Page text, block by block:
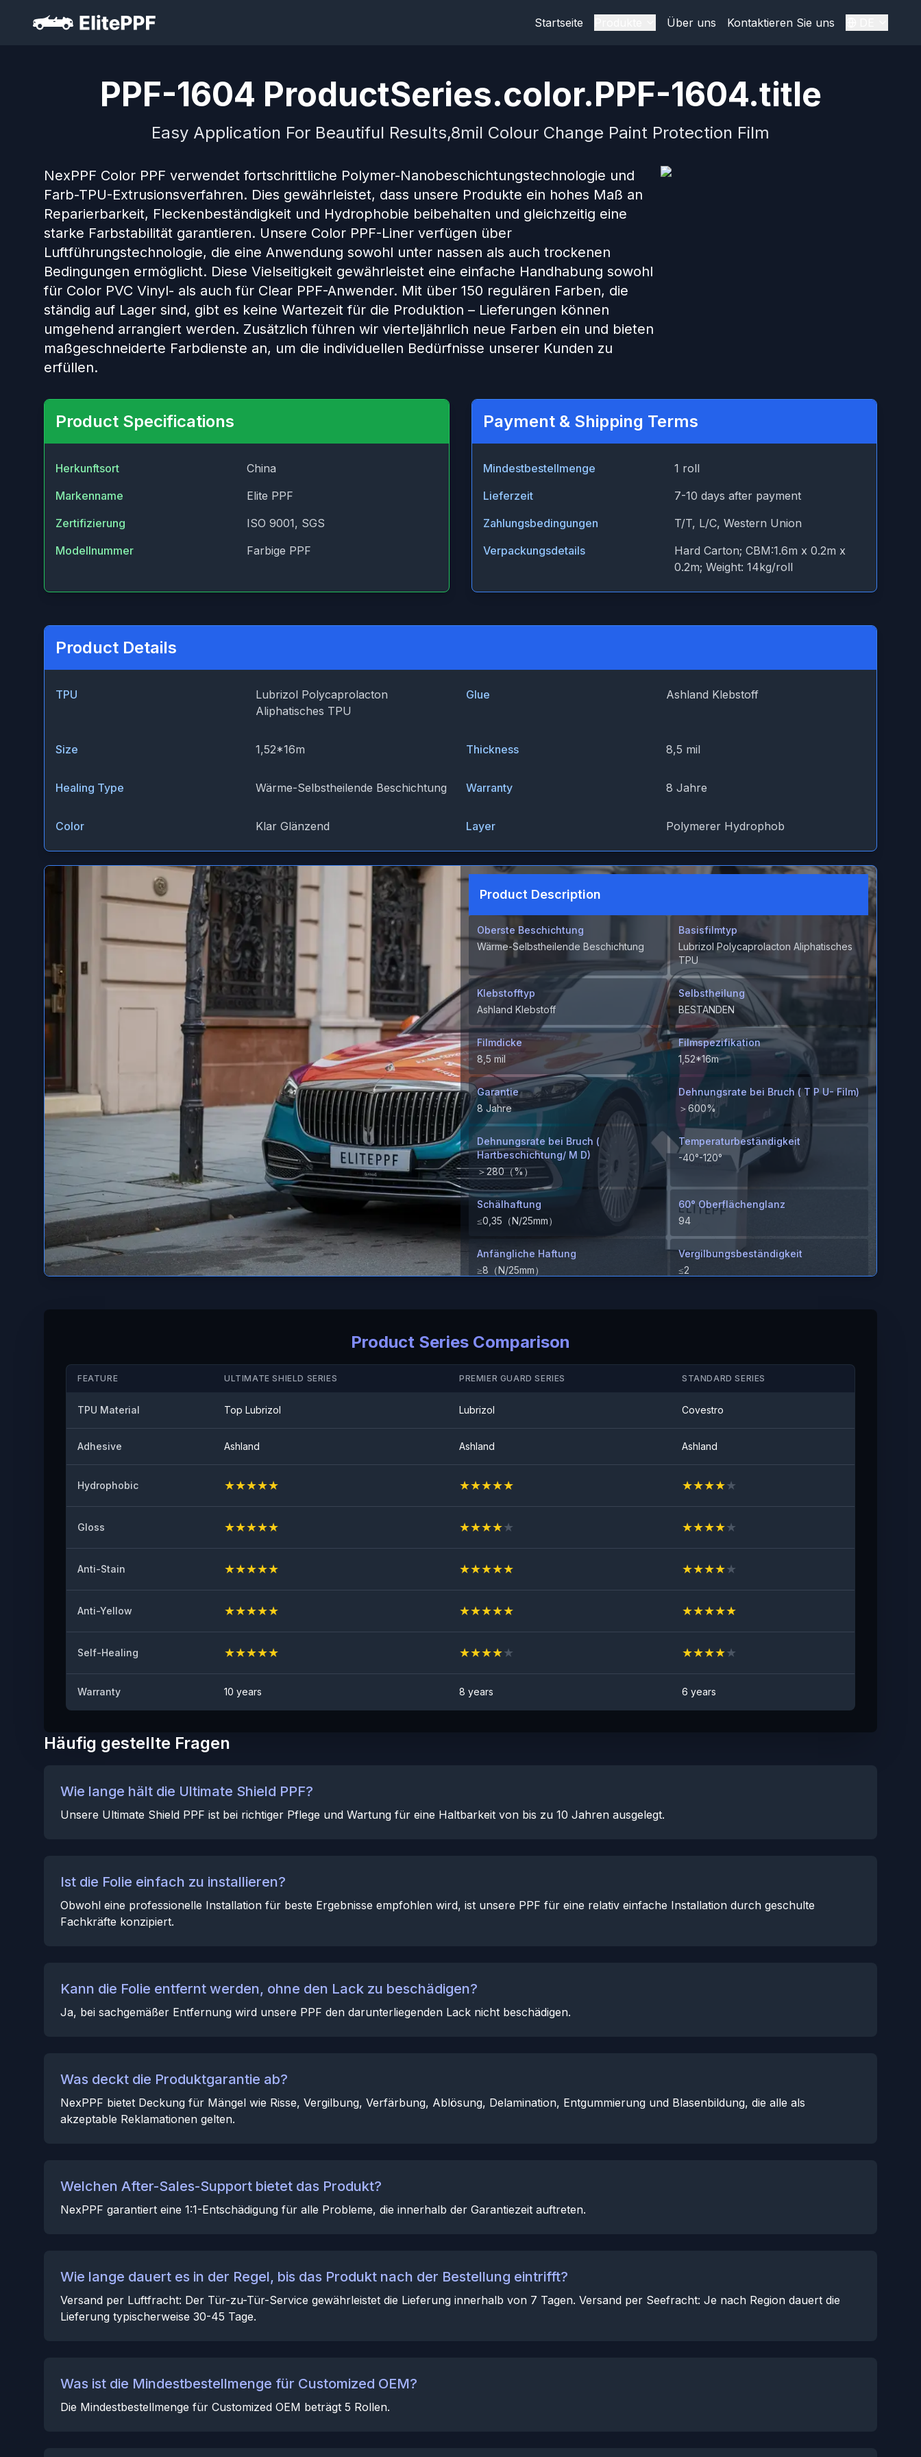
Startseite Über uns Kontaktieren Sie uns
PPF-1604 ProductSeries.color.PPF-1604.title
Easy Application For Beautiful Results,8mil Colour Change Paint Protection Film
NexPPF Color PPF verwendet fortschrittliche Polymer-Nanobeschichtungstechnologie und
Farb-TPU-Extrusionsverfahren. Dies gewährleistet, dass unsere Produkte ein hohes Maß an
Reparierbarkeit, Fleckenbeständigkeit und Hydrophobie beibehalten und gleichzeitig eine
starke Farbstabilität garantieren. Unsere Color PPF-Liner verfügen über
Luftführungstechnologie, die eine Anwendung sowohl unter nassen als auch trockenen
Bedingungen ermöglicht. Diese Vielseitigkeit gewährleistet eine einfache Handhabung sowohl
für Color PVC Vinyl- als auch für Clear PPF-Anwender. Mit über 150 regulären Farben, die
ständig auf Lager sind, gibt es keine Wartezeit für die Produktion – Lieferungen können
umgehend arrangiert werden. Zusätzlich führen wir vierteljährlich neue Farben ein und bieten
maßgeschneiderte Farbdienste an, um die individuellen Bedürfnisse unserer Kunden zu
erfüllen.
Product Specifications
Herkunftsort
China
Markenname
Elite PPF
Zertifizierung
ISO 9001, SGS
Modellnummer
Farbige PPF
Payment & Shipping Terms
Mindestbestellmenge
1 roll
Lieferzeit
7-10 days after payment
Zahlungsbedingungen
T/T, L/C, Western Union
Verpackungsdetails
Hard Carton; CBM:1.6m x 0.2m x
0.2m; Weight: 14kg/roll
Product Details
TPU
Lubrizol Polycaprolacton
Aliphatisches TPU
Glue Ashland Klebstoff
Size 1,52*16m Thickness 8,5 mil
Healing Type Wärme-Selbstheilende Beschichtung Warranty 8 Jahre
Color Klar Glänzend Layer Polymerer Hydrophob
Product Description
Oberste Beschichtung
Wärme-Selbstheilende Beschichtung
Basisfilmtyp
Lubrizol Polycaprolacton Aliphatisches
TPU
Klebstofftyp
Ashland Klebstoff
Selbstheilung
BESTANDEN
Filmdicke
8,5 mil
Filmspezifikation
1,52*16m
Garantie
8 Jahre
Dehnungsrate bei Bruch ( T P U- Film)
＞600%
Dehnungsrate bei Bruch (
Hartbeschichtung/ M D)
＞280（%）
Temperaturbeständigkeit
-40°-120°
Schälhaftung
≤0,35（N/25mm）
60° Oberflächenglanz
94
Anfängliche Haftung
≥8（N/25mm）
Vergilbungsbeständigkeit
≤2
Product Series Comparison
FEATURE ULTIMATE SHIELD SERIES PREMIER GUARD SERIES STANDARD SERIES
TPU Material Top Lubrizol Lubrizol Covestro
Adhesive Ashland Ashland Ashland
Hydrophobic ★★★★★ ★★★★★ ★★★★★
Gloss ★★★★★ ★★★★★ ★★★★★
Anti-Stain ★★★★★ ★★★★★ ★★★★★
Anti-Yellow ★★★★★ ★★★★★ ★★★★★
Self-Healing ★★★★★ ★★★★★ ★★★★★
Warranty 10 years 8 years 6 years
Häufig gestellte Fragen
Wie lange hält die Ultimate Shield PPF?
Unsere Ultimate Shield PPF ist bei richtiger Pflege und Wartung für eine Haltbarkeit von bis zu 10 Jahren ausgelegt.
Ist die Folie einfach zu installieren?
Obwohl eine professionelle Installation für beste Ergebnisse empfohlen wird, ist unsere PPF für eine relativ einfache Installation durch geschulte
Fachkräfte konzipiert.
Kann die Folie entfernt werden, ohne den Lack zu beschädigen?
Ja, bei sachgemäßer Entfernung wird unsere PPF den darunterliegenden Lack nicht beschädigen.
Was deckt die Produktgarantie ab?
NexPPF bietet Deckung für Mängel wie Risse, Vergilbung, Verfärbung, Ablösung, Delamination, Entgummierung und Blasenbildung, die alle als
akzeptable Reklamationen gelten.
Welchen After-Sales-Support bietet das Produkt?
NexPPF garantiert eine 1:1-Entschädigung für alle Probleme, die innerhalb der Garantiezeit auftreten.
Wie lange dauert es in der Regel, bis das Produkt nach der Bestellung eintrifft?
Versand per Luftfracht: Der Tür-zu-Tür-Service gewährleistet die Lieferung innerhalb von 7 Tagen. Versand per Seefracht: Je nach Region dauert die
Lieferung typischerweise 30-45 Tage.
Was ist die Mindestbestellmenge für Customized OEM?
Die Mindestbestellmenge für Customized OEM beträgt 5 Rollen.